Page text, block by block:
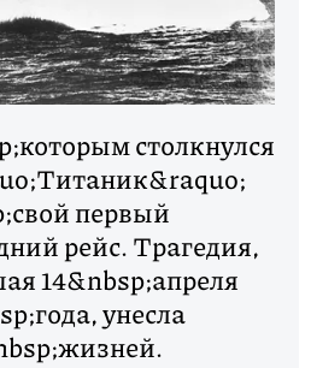
столкнулся
первый
рейс. Трагедия,
14&nbsp;апреля
унесла